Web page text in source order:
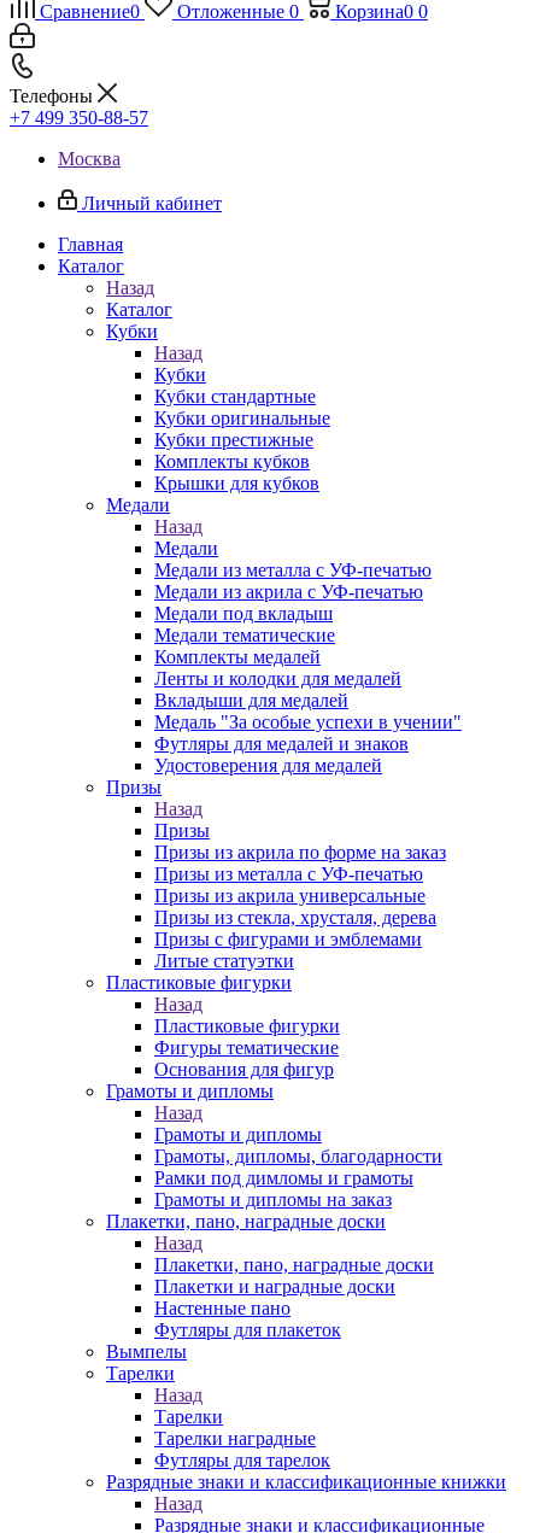
Сравнение0 Отложенные 0 Корзина0 0
Телефоны
+7 499 350-88-57
Москва
Личный кабинет
Главная
Каталог
Назад
Каталог
Кубки
Назад
Кубки
Кубки стандартные
Кубки оригинальные
Кубки престижные
Комплекты кубков
Крышки для кубков
Медали
Назад
Медали
Медали из металла с УФ-печатью
Медали из акрила с УФ-печатью
Медали под вкладыш
Медали тематические
Комплекты медалей
Ленты и колодки для медалей
Вкладыши для медалей
Медаль "За особые успехи в учении"
Футляры для медалей и знаков
Удостоверения для медалей
Призы
Назад
Призы
Призы из акрила по форме на заказ
Призы из металла с УФ-печатью
Призы из акрила универсальные
Призы из стекла, хрусталя, дерева
Призы с фигурами и эмблемами
Литые статуэтки
Пластиковые фигурки
Назад
Пластиковые фигурки
Фигуры тематические
Основания для фигур
Грамоты и дипломы
Назад
Грамоты и дипломы
Грамоты, дипломы, благодарности
Рамки под димломы и грамоты
Грамоты и дипломы на заказ
Плакетки, пано, наградные доски
Назад
Плакетки, пано, наградные доски
Плакетки и наградные доски
Настенные пано
Футляры для плакеток
Вымпелы
Тарелки
Назад
Тарелки
Тарелки наградные
Футляры для тарелок
Разрядные знаки и классификационные книжки
Назад
Разрядные знаки и классификационные